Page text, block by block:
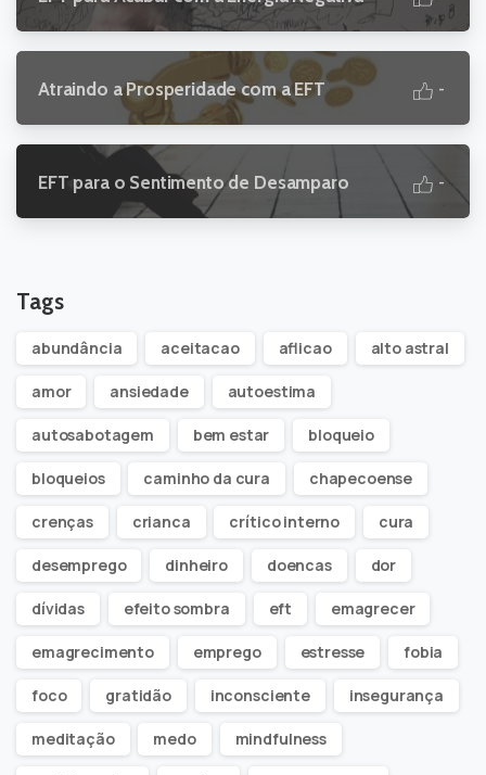
Atraindo a Prosperidade com a EFT -
EFT para o Sentimento de Desamparo -
Tags
abundância aceitacao aflicao alto astral
amor ansiedade autoestima
autosabotagem bem estar bloqueio
bloqueios caminho da cura chapecoense
crenças crianca crítico interno cura
desemprego dinheiro doencas dor
dívidas efeito sombra eft emagrecer
emagrecimento emprego estresse fobia
foco gratidão inconsciente insegurança
meditação medo mindfulness